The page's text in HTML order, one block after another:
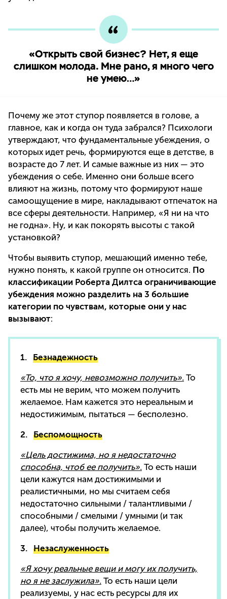
«Открыть свой бизнес? Нет, я еще
слишком молода. Мне рано, я много чего
не умею…»
Почему же этот ступор появляется в голове, а
главное, как и когда он туда забрался? Психологи
утверждают, что фундаментальные убеждения, о
которых идет речь, формируются еще в детстве, в
возрасте до 7 лет. И самые важные из них — это
убеждения о себе. Именно они больше всего
влияют на жизнь, потому что формируют наше
самоощущение в мире, накладывают отпечаток на
все сферы деятельности. Например, «Я ни на что
не годна». Ну, и как покорять высоты с такой
установкой?
Чтобы выявить ступор, мешающий именно тебе,
нужно понять, к какой группе он относится. По
классификации Роберта Дилтса ограничивающие
убеждения можно разделить на 3 большие
категории по чувствам, которые они у нас
вызывают:
1. Безнадежность
«То, что я хочу, невозможно получить». То
есть мы не верим, что можем получить
желаемое. Нам кажется это нереальным и
недостижимым, пытаться — бесполезно.
2. Беспомощность
«Цель достижима, но я недостаточно
способна, чтоб ее получить». То есть наши
цели кажутся нам достижимыми и
реалистичными, но мы считаем себя
недостаточно сильными / талантливыми /
способными / смелыми / умными (и так
далее), чтобы получить желаемое.
3. Незаслуженность
«Я хочу реальные вещи и могу их получить,
но я не заслужила». То есть наши цели
реализуемы, у нас есть ресурсы для их